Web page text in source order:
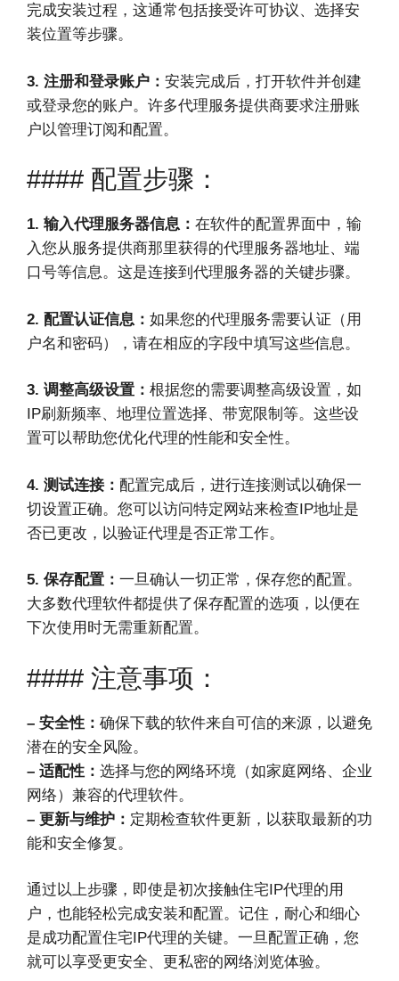
完成安装过程，这通常包括接受许可协议、选择安
装位置等步骤。
3. 注册和登录账户： 安装完成后，打开软件并创建
或登录您的账户。许多代理服务提供商要求注册账
户以管理订阅和配置。
#### 配置步骤：
1. 输入代理服务器信息： 在软件的配置界面中，输
入您从服务提供商那里获得的代理服务器地址、端
口号等信息。这是连接到代理服务器的关键步骤。
2. 配置认证信息： 如果您的代理服务需要认证（用
户名和密码），请在相应的字段中填写这些信息。
3. 调整高级设置： 根据您的需要调整高级设置，如
IP刷新频率、地理位置选择、带宽限制等。这些设
置可以帮助您优化代理的性能和安全性。
4. 测试连接： 配置完成后，进行连接测试以确保一
切设置正确。您可以访问特定网站来检查IP地址是
否已更改，以验证代理是否正常工作。
5. 保存配置： 一旦确认一切正常，保存您的配置。
大多数代理软件都提供了保存配置的选项，以便在
下次使用时无需重新配置。
#### 注意事项：
– 安全性： 确保下载的软件来自可信的来源，以避免
潜在的安全风险。
– 适配性： 选择与您的网络环境（如家庭网络、企业
网络）兼容的代理软件。
– 更新与维护： 定期检查软件更新，以获取最新的功
能和安全修复。
通过以上步骤，即使是初次接触住宅IP代理的用
户，也能轻松完成安装和配置。记住，耐心和细心
是成功配置住宅IP代理的关键。一旦配置正确，您
就可以享受更安全、更私密的网络浏览体验。